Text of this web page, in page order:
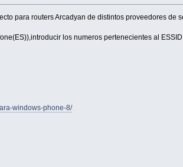
para routers Arcadyan de distintos proveedores de
los numeros pertenecientes al
windows-phone-8/